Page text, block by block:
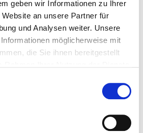
geben wir Informationen zu Ihrer
an unsere Partner für
und Analysen weiter. Unsere
möglicherweise mit
die Sie ihnen bereitgestellt